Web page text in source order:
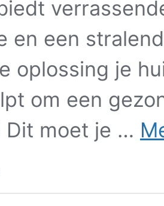
en een
oplossing je
om een
Dit moet je …